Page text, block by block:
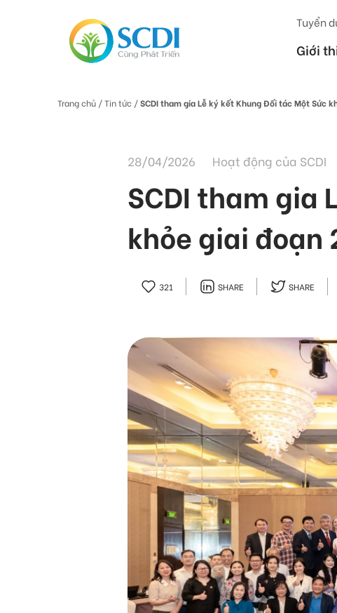
Tuyển
Giới
Trang chủ / Tin tức /SCDI tham gia Lễ ký kết Khung Đối tác Một Sức
28/04/2026 Hoạt động của SCDI
SCDI tham gia
khỏe giai
321 SHARE SHARE